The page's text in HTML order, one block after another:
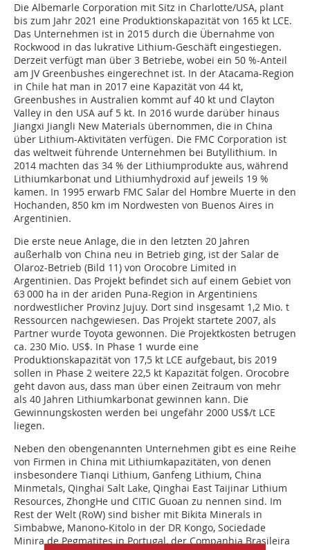
Die Albemarle Corporation mit Sitz in Charlotte/USA, plant
bis zum Jahr 2021 eine Produktionskapazität von 165 kt LCE.
Das Unternehmen ist in 2015 durch die Übernahme von
Rockwood in das lukrative Lithium-Geschäft eingestiegen.
Derzeit verfügt man über 3 Betriebe, wobei ein 50 %-Anteil
am JV Greenbushes eingerechnet ist. In der Atacama-Region
in Chile hat man in 2017 eine Kapazität von 44 kt,
Greenbushes in Australien kommt auf 40 kt und Clayton
Valley in den USA auf 5 kt. In 2016 wurde darüber hinaus
Jiangxi Jiangli New Materials übernommen, die in China
über Lithium-Aktivitäten verfügen. Die FMC Corporation ist
das weltweit führende Unternehmen bei Butyllithium. In
2014 machten das 34 % der Lithiumprodukte aus, während
Lithiumkarbonat und Lithiumhydroxid auf jeweils 19 %
kamen. In 1995 erwarb FMC Salar del Hombre Muerte in den
Hochanden, 850 km im Nordwesten von Buenos Aires in
Argentinien.
Die erste neue Anlage, die in den letzten 20 Jahren
außerhalb von China neu in Betrieb ging, ist der Salar de
Olaroz-Betrieb (Bild 11) von Orocobre Limited in
Argentinien. Das Projekt befindet sich auf einem Gebiet von
63 000 ha in der ariden Puna-Region in Argentiniens
nordwestlicher Provinz Jujuy. Dort sind insgesamt 1,2 Mio. t
Ressourcen nachgewiesen. Das Projekt startete 2007, als
Partner wurde Toyota gewonnen. Die Projektkosten betrugen
ca. 230 Mio. US$. In Phase 1 wurde eine
Produktionskapazität von 17,5 kt LCE aufgebaut, bis 2019
sollen in Phase 2 weitere 22,5 kt Kapazität folgen. Orocobre
geht davon aus, dass man über einen Zeitraum von mehr
als 40 Jahren Lithiumkarbonat gewinnen kann. Die
Gewinnungskosten werden bei ungefähr 2000 US$/t LCE
liegen.
Neben den obengenannten Unternehmen gibt es eine Reihe
von Firmen in China mit Lithiumkapazitäten, von denen
insbesondere Tianqi Lithium, Ganfeng Lithium, China
Minmetals, Qinghai Salt Lake, Qinghai East Taijinar Lithium
Resources, ZhongHe und CITIC Guoan zu nennen sind. Im
Rest der Welt (RoW) sind bisher mit Bikita Minerals in
Simbabwe, Manono-Kitolo in der DR Kongo, Sociedade
Minira de Pegmatites in Portugal, der Companhia Brasileira